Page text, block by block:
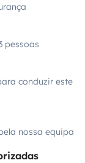
pessoas
conduzir este
nossa equipa